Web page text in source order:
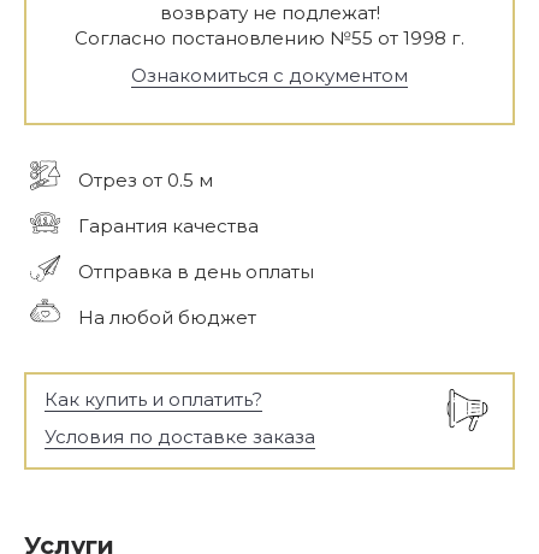
возврату не подлежат!
Согласно постановлению №55 от 1998 г.
Ознакомиться с документом
Отрез от 0.5 м
Гарантия качества
Отправка в день оплаты
На любой бюджет
Как купить и оплатить?
Условия по доставке заказа
Услуги